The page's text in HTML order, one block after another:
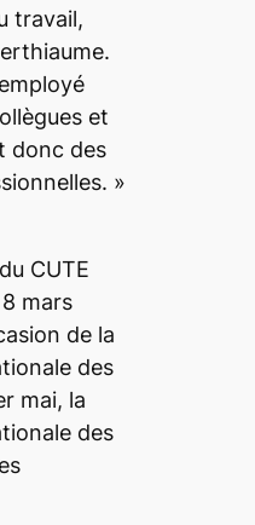
travail,
et
donc des
»
CUTE
mars
de la
des
mai, la
des